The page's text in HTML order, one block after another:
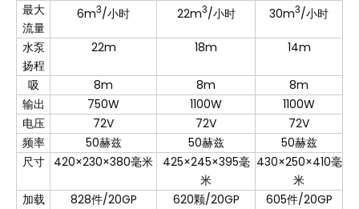
最大
流量
6m3/小时 22m3/小时 30m3/小时
水泵
扬程
22m 18m 14m
吸 8m 8m
8m
输出
750W 1100W
1100W
电压
72V 72V
72V
频率
50赫兹 50赫兹
50赫兹
尺寸
420×230×380毫米
425×245×395毫
米
430×250×410毫
米
加载
828件/20GP 620颗/20GP 605件/20GP